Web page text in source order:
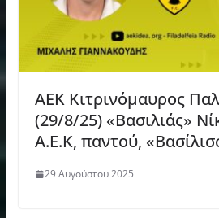
AEK Κιτρινόμαυρος
(29/8/25) «Βασιλιάς»
Α.Ε.Κ, παντού,
29 Αυγούστου 2025